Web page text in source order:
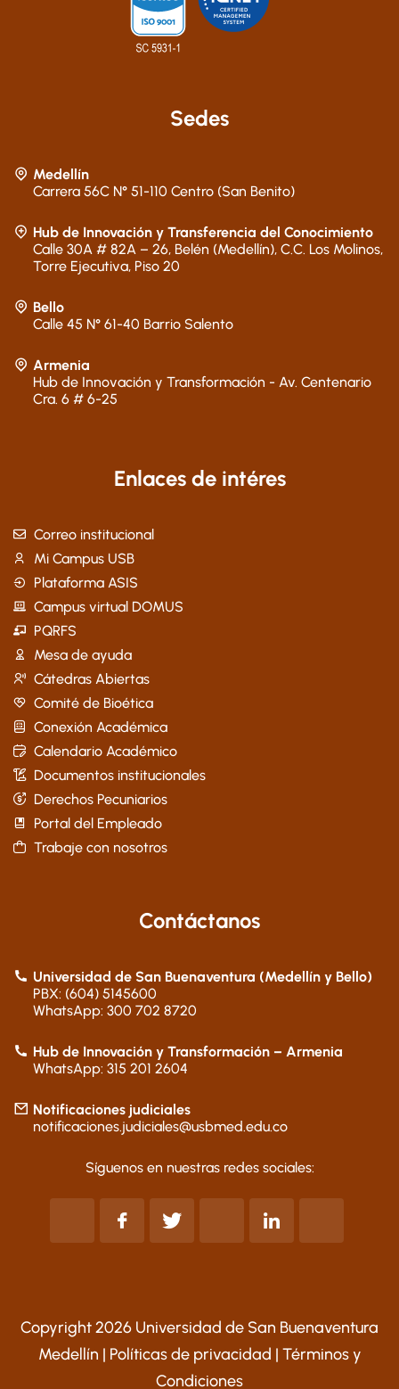
Sedes
Medellín
Carrera 56C N° 51-110 Centro (San Benito)
Hub de Innovación y Transferencia del Conocimiento
Calle 30A # 82A – 26, Belén (Medellín), C.C. Los Molinos,
Torre Ejecutiva, Piso 20
Bello
Calle 45 N° 61-40 Barrio Salento
Armenia
Hub de Innovación y Transformación - Av. Centenario
Cra. 6 # 6-25
Enlaces de intéres
Correo institucional
Mi Campus USB
Plataforma ASIS
Campus virtual DOMUS
PQRFS
Mesa de ayuda
Cátedras Abiertas
Comité de Bioética
Conexión Académica
Calendario Académico
Documentos institucionales
Derechos Pecuniarios
Portal del Empleado
Trabaje con nosotros
Contáctanos
Universidad de San Buenaventura (Medellín y Bello)
PBX: (604) 5145600
WhatsApp: 300 702 8720
Hub de Innovación y Transformación – Armenia
WhatsApp: 315 201 2604
Notificaciones judiciales
notificaciones.judiciales@usbmed.edu.co
Síguenos en nuestras redes sociales:
Copyright 2026 Universidad de San Buenaventura
Medellín | Políticas de privacidad | Términos y
Condiciones